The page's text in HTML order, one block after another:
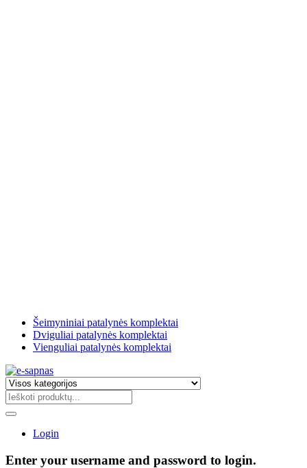
Šeimyniniai patalynės komplektai
Dviguliai patalynės komplektai
Vienguliai patalynės komplektai
Login
Enter your username and password to login.